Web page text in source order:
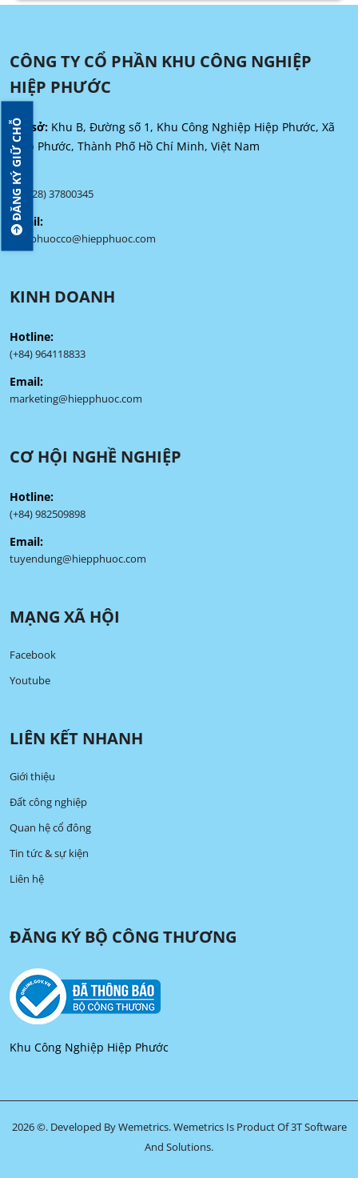
ĐĂNG KÝ GIỮ CHỖ
CÔNG TY CỔ PHẦN KHU CÔNG NGHIỆP
HIỆP PHƯỚC
Trụ sở: Khu B, Đường số 1, Khu Công Nghiệp Hiệp Phước, Xã
Hiệp Phước, Thành Phố Hồ Chí Minh, Việt Nam
SĐT:
(+84 28) 37800345
Email:
hiepphuocco@hiepphuoc.com
KINH DOANH
Hotline:
(+84) 964118833
Email:
marketing@hiepphuoc.com
CƠ HỘI NGHỀ NGHIỆP
Hotline:
(+84) 982509898
Email:
tuyendung@hiepphuoc.com
MẠNG XÃ HỘI
Facebook
Youtube
LIÊN KẾT NHANH
Giới thiệu
Đất công nghiệp
Quan hệ cổ đông
Tin tức & sự kiện
Liên hệ
ĐĂNG KÝ BỘ CÔNG THƯƠNG
Khu Công Nghiệp Hiệp Phước
2026 ©. Developed By Wemetrics.Wemetrics Is Product Of 3T Software
And Solutions.